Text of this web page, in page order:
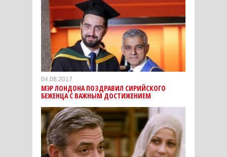
04.08.2017
МЭР ЛОНДОНА ПОЗДРАВИЛ СИРИЙСКОГО
БЕЖЕНЦА С ВАЖНЫМ ДОСТИЖЕНИЕМ